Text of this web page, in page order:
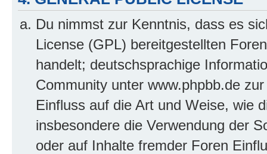
Du nimmst zur Kenntnis, dass es
License (GPL) bereitgestellten
handelt; deutschsprachige
Community unter www.phpbb.de
Einfluss auf die Art und Weise, wie
insbesondere die Verwendung der
oder auf Inhalte fremder Foren